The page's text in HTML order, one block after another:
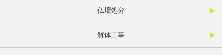
仏壇処分
解体工事